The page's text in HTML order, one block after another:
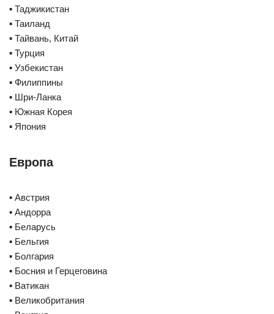
▪️ Таджикистан
▪️ Таиланд
▪️ Тайвань, Китай
▪️ Турция
▪️ Узбекистан
▪️ Филиппины
▪️ Шри-Ланка
▪️ Южная Корея
▪️ Япония
Европа
▪️ Австрия
▪️ Андорра
▪️ Беларусь
▪️ Бельгия
▪️ Болгария
▪️ Босния и Герцеговина
▪️ Ватикан
▪️ Великобритания